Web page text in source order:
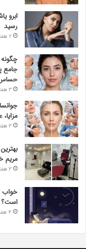
رسید
2 هفته پیش
جامع
3 هفته پیش
3 هفته پیش
مریم
3 هفته پیش
خواب
است؟
4 هفته پیش